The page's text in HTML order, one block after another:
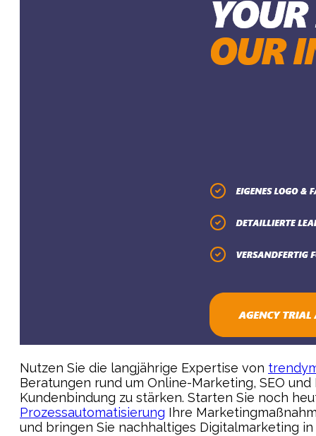
Nutzen Sie die langjährige Expertise von
Beratungen rund um Online-Marketing, SEO
Kundenbindung zu stärken. Starten Sie noch
Prozessautomatisierung Ihre
und bringen Sie nachhaltiges Digitalmarketing